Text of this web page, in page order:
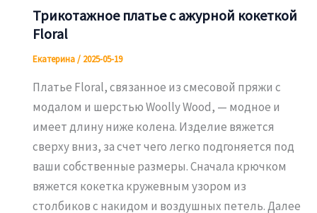
Трикотажное платье с ажурной кокеткой
Floral
Екатерина/ 2025-05-19
Платье Floral, связанное из смесовой пряжи с
модалом и шерстью Woolly Wood, — модное и
имеет длину ниже колена. Изделие вяжется
сверху вниз, за счет чего легко подгоняется под
ваши собственные размеры. Сначала крючком
вяжется кокетка кружевным узором из
столбиков с накидом и воздушных петель. Далее